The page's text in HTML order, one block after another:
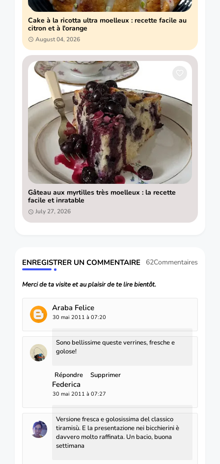
Cake à la ricotta ultra moelleux : recette facile au
citron et à l'orange
August 04, 2026
Gâteau aux myrtilles très moelleux : la recette
facile et inratable
July 27, 2026
ENREGISTRER UN COMMENTAIRE 62Commentaires
Merci de ta visite et au plaisir de te lire bientôt.
Araba Felice
30 mai 2011 à 07:20
Sono bellissime queste verrines, fresche e
golose!
Répondre Supprimer
Federica
30 mai 2011 à 07:27
Versione fresca e golosissima del classico
tiramisù. E la presentazione nei bicchierini è
davvero molto raffinata. Un bacio, buona
settimana